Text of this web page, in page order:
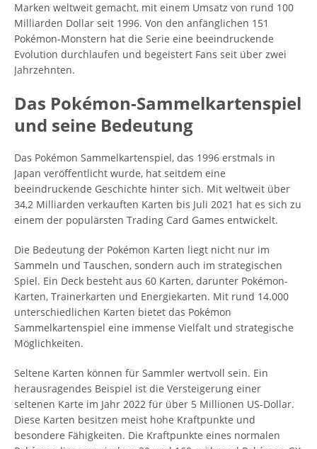
Marken weltweit gemacht, mit einem Umsatz von rund 100
Milliarden Dollar seit 1996. Von den anfänglichen 151
Pokémon-Monstern hat die Serie eine beeindruckende
Evolution durchlaufen und begeistert Fans seit über zwei
Jahrzehnten.
Das Pokémon-Sammelkartenspiel
und seine Bedeutung
Das Pokémon Sammelkartenspiel, das 1996 erstmals in
Japan veröffentlicht wurde, hat seitdem eine
beeindruckende Geschichte hinter sich. Mit weltweit über
34,2 Milliarden verkauften Karten bis Juli 2021 hat es sich zu
einem der populärsten Trading Card Games entwickelt.
Die Bedeutung der Pokémon Karten liegt nicht nur im
Sammeln und Tauschen, sondern auch im strategischen
Spiel. Ein Deck besteht aus 60 Karten, darunter Pokémon-
Karten, Trainerkarten und Energiekarten. Mit rund 14.000
unterschiedlichen Karten bietet das Pokémon
Sammelkartenspiel eine immense Vielfalt und strategische
Möglichkeiten.
Seltene Karten können für Sammler wertvoll sein. Ein
herausragendes Beispiel ist die Versteigerung einer
seltenen Karte im Jahr 2022 für über 5 Millionen US-Dollar.
Diese Karten besitzen meist hohe Kraftpunkte und
besondere Fähigkeiten. Die Kraftpunkte eines normalen